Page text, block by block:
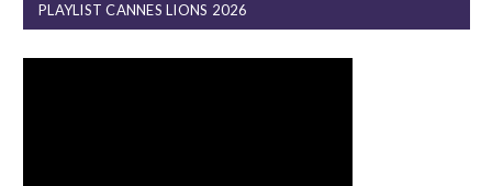
PLAYLIST CANNES LIONS 2026